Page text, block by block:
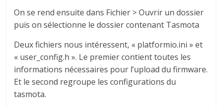
On se rend ensuite dans Fichier > Ouvrir un dossier
puis on sélectionne le dossier contenant Tasmota
Deux fichiers nous intéressent, « platformio.ini » et
« user_config.h ». Le premier contient toutes les
informations nécessaires pour l’upload du firmware.
Et le second regroupe les configurations du
tasmota.